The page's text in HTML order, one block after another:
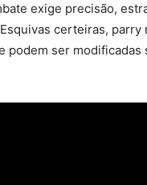
exige precisão,
certeiras, parry
podem ser modificadas